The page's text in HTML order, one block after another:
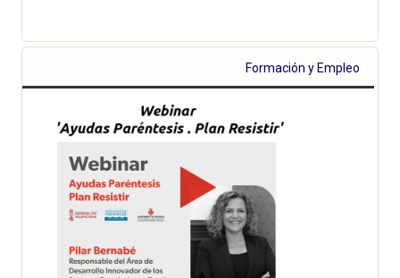
Formación y Empleo